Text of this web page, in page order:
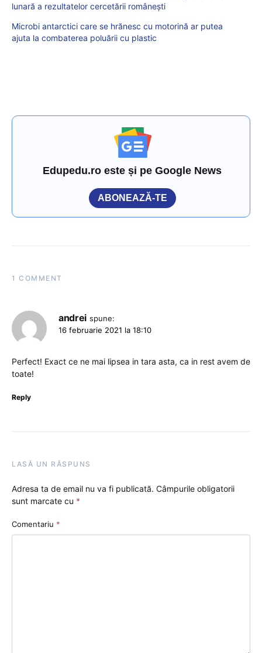
lunară a rezultatelor cercetării românești
Microbi antarctici care se hrănesc cu motorină ar putea
ajuta la combaterea poluării cu plastic
Edupedu.ro este și pe Google News
ABONEAZĂ-TE
1 COMMENT
andrei spune:
16 februarie 2021 la 18:10
Perfect! Exact ce ne mai lipsea in tara asta, ca in rest avem de
toate!
Reply
LASĂ UN RĂSPUNS
Adresa ta de email nu va fi publicată. Câmpurile obligatorii
sunt marcate cu *
Comentariu *